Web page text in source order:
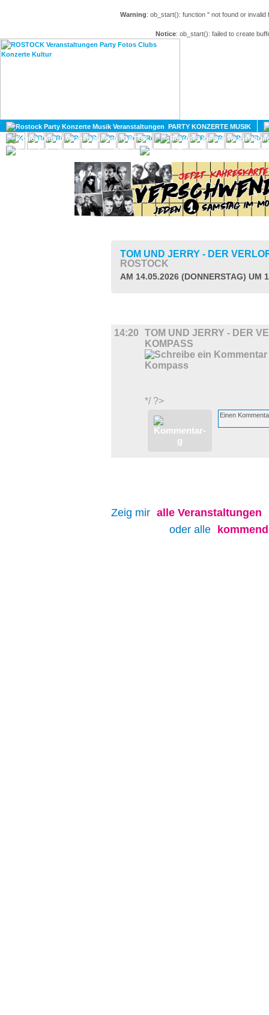
Warning: ob_start(): function '' not found or
Notice: ob_start(): failed to create
PARTY KONZERTE MUSIK
KULTUR
GAY
TOM UND JERRY - DER
ROSTOCK
AM 14.05.2026 (DONNERSTAG) UM
14:20
TOM UND JERRY - DER
KOMPASS
*/ ?>
Zeig mir alle Veranstaltungen
oder alle